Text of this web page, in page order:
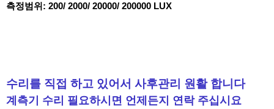
측정범위: 200/ 2000/ 20000/ 200000 LUX
수리를 직접 하고 있어서 사후관리 원 활합니다
계측기 수리 필요하시면 언제든지 연락 주십시요